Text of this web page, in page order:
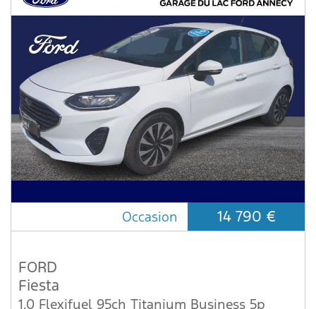
Occasion 14 790 €
FORD
Fiesta
1.0 Flexifuel 95ch Titanium Business 5p